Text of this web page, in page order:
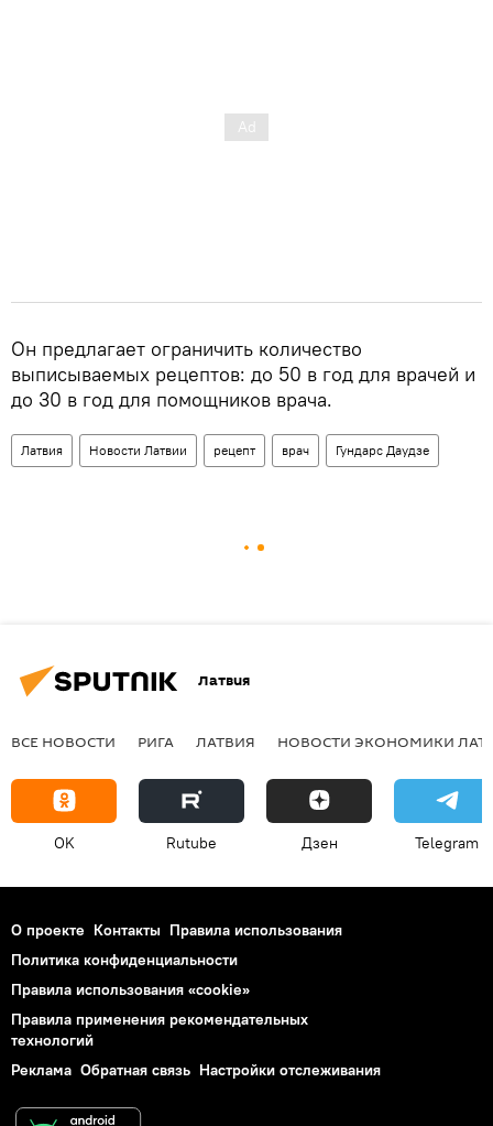
Он предлагает ограничить количество
выписываемых рецептов: до 50 в год для врачей и
до 30 в год для помощников врача.
Латвия Новости Латвии рецепт врач Гундарс Даудзе
Латвия
ВСЕ НОВОСТИ РИГА ЛАТВИЯ НОВОСТИ ЭКОНОМИКИ
OK Rutube Дзен Telegram
О проекте Контакты Правила использования
Политика конфиденциальности
Правила использования «cookie»
Правила применения рекомендательных
технологий
Реклама Обратная связь Настройки отслеживания